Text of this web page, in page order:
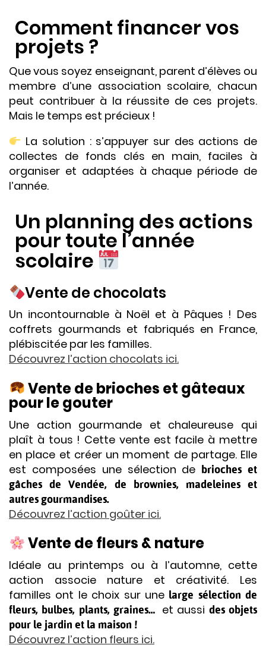
Comment financer vos
projets ?
Que vous soyez enseignant, parent d’élèves ou
membre d’une association scolaire, chacun
peut contribuer à la réussite de ces projets.
Mais le temps est précieux !
La solution : s’appuyer sur des actions de
collectes de fonds clés en main, faciles à
organiser et adaptées à chaque période de
l’année.
Un planning des actions
pour toute l’année
scolaire
Vente de chocolats
Un incontournable à Noël et à Pâques ! Des
coffrets gourmands et fabriqués en France,
plébiscitée par les familles.
Découvrez l’action chocolats ici.
Vente de brioches et gâteaux
pour le gouter
Une action gourmande et chaleureuse qui
plaît à tous ! Cette vente est facile à mettre
en place et créer un moment de partage. Elle
est composées une sélection de brioches et
gâches de Vendée, de brownies, madeleines et
autres gourmandises.
Découvrez l’action goûter ici.
Vente de fleurs & nature
Idéale au printemps ou à l’automne, cette
action associe nature et créativité. Les
familles ont le choix sur une large sélection de
fleurs, bulbes, plants, graines… et aussi des objets
pour le jardin et la maison !
Découvrez l’action fleurs ici.